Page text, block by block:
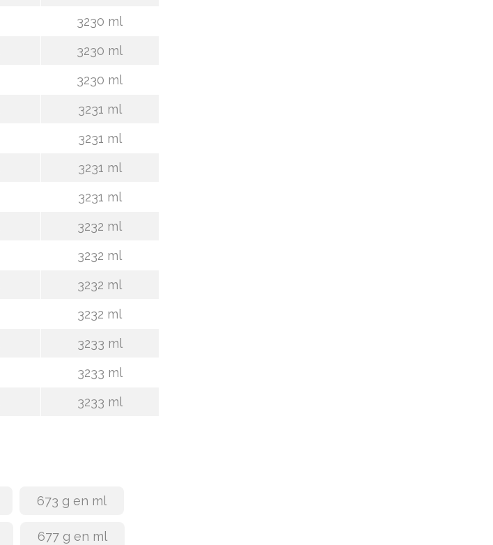
3230 ml
3230 ml
3230 ml
3231 ml
3231 ml
3231 ml
3231 ml
3232 ml
3232 ml
3232 ml
3232 ml
3233 ml
3233 ml
3233 ml
673 g en ml
677 g en ml